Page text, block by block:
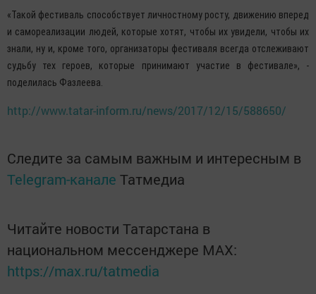
«Такой фестиваль способствует личностному росту, движению вперед
и самореализации людей, которые хотят, чтобы их увидели, чтобы их
знали, ну и, кроме того, организаторы фестиваля всегда отслеживают
судьбу тех героев, которые принимают участие в фестивале», -
поделилась Фазлеева.
http://www.tatar-inform.ru/news/2017/12/15/588650/
Следите за самым важным и интересным в
Telegram-канале Татмедиа
Читайте новости Татарстана в
национальном мессенджере MАХ:
https://max.ru/tatmedia